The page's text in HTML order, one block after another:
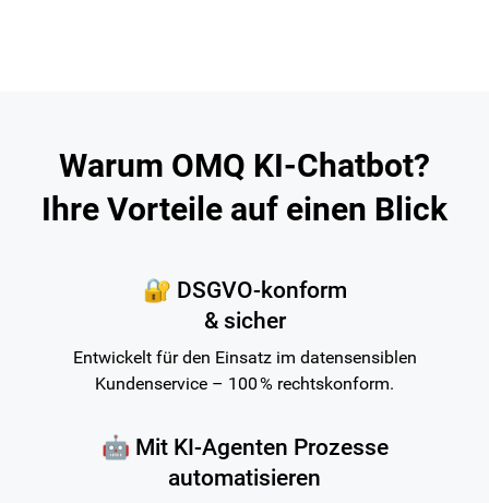
Warum OMQ KI-Chatbot?
Ihre Vorteile auf einen Blick
🔐 DSGVO-konform
& sicher
Entwickelt für den Einsatz im datensensiblen
Kundenservice – 100 % rechtskonform.
🤖 Mit KI-Agenten Prozesse
automatisieren